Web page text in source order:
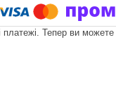
платежі. Тепер ви